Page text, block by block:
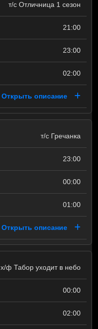
т/с Отличница 1 сезон
21:00
23:00
02:00
Открыть описание
т/с Гречанка
23:00
00:00
01:00
Открыть описание
х/ф Табор уходит в небо
00:00
02:00